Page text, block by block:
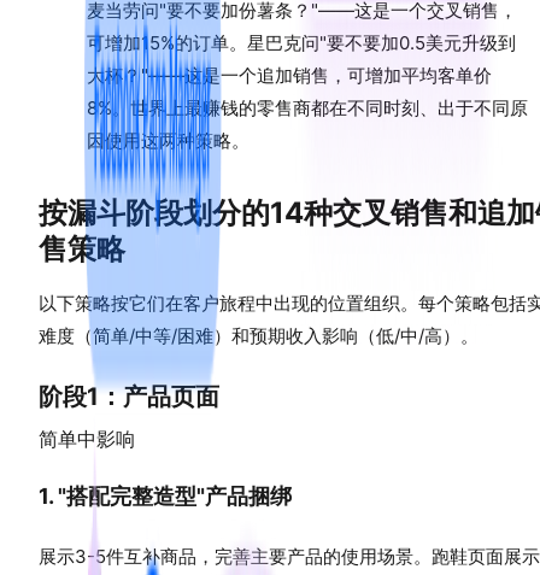
麦当劳问"要不要加份薯条？"——这是一个交叉销售，
可增加15%的订单。星巴克问"要不要加0.5美元升级到
大杯？"——这是一个追加销售，可增加平均客单价
8%。世界上最赚钱的零售商都在不同时刻、出于不同原
因使用这两种策略。
按漏斗阶段划分的14种交叉销售和追
售策略
以下策略按它们在客户旅程中出现的位置组织。每个策略包括
难度（简单/中等/困难）和预期收入影响（低/中/高）。
阶段1：产品页面
简单中影响
1. "搭配完整造型"产品捆绑
展示3-5件互补商品，完善主要产品的使用场景。跑鞋页面展